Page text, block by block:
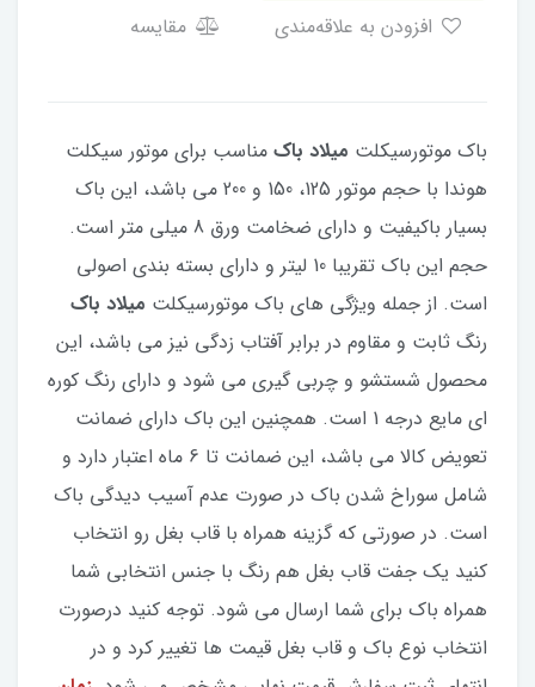
مقایسه
باک موتورسیکلت میلاد باک مناسب برای موتور سیکلت
هوندا با حجم موتور 125، 150 و 200 می باشد، این باک
بسیار باکیفیت و دارای ضخامت ورق 8 میلی متر است.
حجم این باک تقریبا 10 لیتر و دارای بسته بندی اصولی
است. از جمله ویژگی های باک موتورسیکلت میلاد باک
رنگ ثابت و مقاوم در برابر آفتاب زدگی نیز می باشد، این
محصول شستشو و چربی گیری می شود و دارای رنگ کوره
ای مایع درجه 1 است. همچنین این باک دارای ضمانت
تعویض کالا می باشد، این ضمانت تا 6 ماه اعتبار دارد و
شامل سوراخ شدن باک در صورت عدم آسیب دیدگی باک
است. در صورتی که گزینه همراه با قاب بغل رو انتخاب
کنید یک جفت قاب بغل هم رنگ با جنس انتخابی شما
همراه باک برای شما ارسال می شود. توجه کنید درصورت
انتخاب نوع باک و قاب بغل قیمت ها تغییر کرد و در